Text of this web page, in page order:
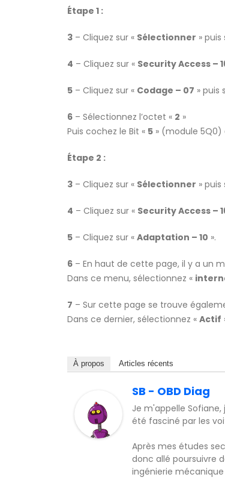
Étape 1 :
3 – Cliquez sur « Sélectionner » puis
4 – Cliquez sur « Security Access –
5 – Cliquez sur « Codage – 07 » puis
6 – Sélectionnez l’octet « 2 »
Puis cochez le Bit « 5 » (module 5Q0)
Étape 2 :
3 – Cliquez sur « Sélectionner » puis
4 – Cliquez sur « Security Access –
5 – Cliquez sur « Adaptation – 10 ».
6 – En haut de cette page, il y a un
Dans ce menu, sélectionnez «
7 – Sur cette page se trouve
Dans ce dernier, sélectionnez « Actif
À propos Articles récents
SB - OBD Diag
Je m'appelle
été fasciné par les
Après mes études
donc allé poursuivre
ingénierie